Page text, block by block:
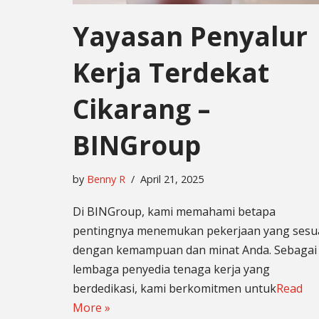
Yayasan Penyalur
Kerja Terdekat
Cikarang –
BINGroup
by Benny R April 21, 2025
Di BINGroup, kami memahami betapa
pentingnya menemukan pekerjaan yang
dengan kemampuan dan minat Anda. Sebagai
lembaga penyedia tenaga kerja yang
berdedikasi, kami berkomitmen untukRead
More »